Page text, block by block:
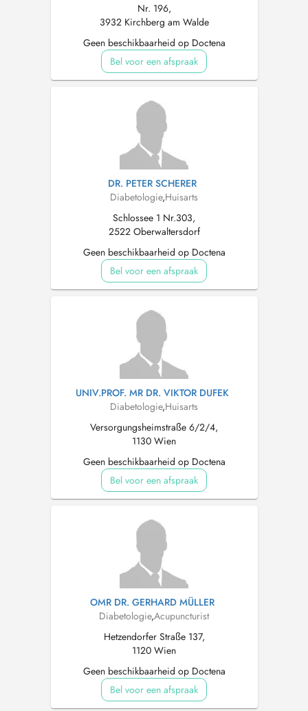
Nr. 196,
3932 Kirchberg am Walde
Geen beschikbaarheid op Doctena
Bel voor een afspraak
DR. PETER SCHERER
Diabetologie,Huisarts
Schlossee 1 Nr.303,
2522 Oberwaltersdorf
Geen beschikbaarheid op Doctena
Bel voor een afspraak
UNIV.PROF. MR DR. VIKTOR DUFEK
Diabetologie,Huisarts
Versorgungsheimstraße 6/2/4,
1130 Wien
Geen beschikbaarheid op Doctena
Bel voor een afspraak
OMR DR. GERHARD MÜLLER
Diabetologie,Acupuncturist
Hetzendorfer Straße 137,
1120 Wien
Geen beschikbaarheid op Doctena
Bel voor een afspraak